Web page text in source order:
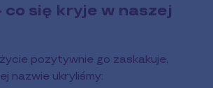
co się kryje w naszej
pozytywnie go zaskakuje,
nazwie ukryliśmy: